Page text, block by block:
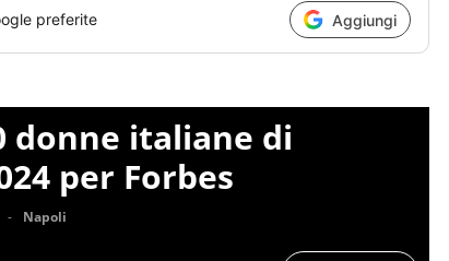
preferite Aggiungi
donne italiane di
per Forbes
Napoli